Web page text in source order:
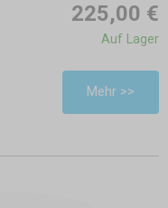
225,00 €
Auf Lager
Mehr >>